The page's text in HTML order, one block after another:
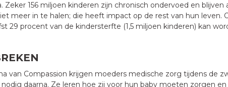
Zeker 156 miljoen kinderen zijn chronisch ondervoed en blijven
meer in te halen; die heeft impact op de rest van hun leven.
29 procent van de kindersterfte (1,5 miljoen kinderen) kan
van Compassion krijgen moeders medische zorg tijdens de
daarna. Ze leren hoe zij voor hun baby moeten zorgen